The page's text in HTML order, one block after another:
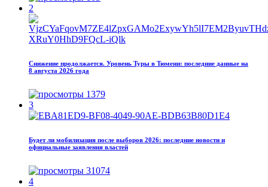
2
Снижение продолжается. Уровень Туры в Тюмени: последние данные на
8 августа 2026 года
1379
3
Будет ли мобилизация после выборов 2026: последние новости и
официальные заявления властей
31074
4